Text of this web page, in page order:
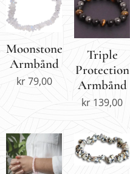
Moonstone
Armbånd
kr79,00
Triple
Protection
Armbånd
kr 139,00